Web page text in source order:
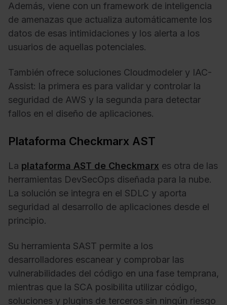
Además, viene con un framework de inteligencia
de amenazas que actualiza automáticamente los
datos de esas intimidaciones y los alerta a los
usuarios de aquellas potenciales.
También ofrece soluciones Cloudmodeler y IAC-
Assist: la primera es para validar y controlar la
seguridad de AWS y la segunda para detectar
fallos en el diseño de aplicaciones.
Plataforma Checkmarx AST
La plataforma AST de Checkmarx es otra de las
herramientas DevSecOps diseñada para la nube.
La solución se integra en el SDLC y aporta
seguridad al desarrollo de aplicaciones desde el
principio.
Su herramienta SAST permite a los
desarrolladores escanear y comprobar las
vulnerabilidades del código en una fase temprana,
mientras que la SCA posibilita utilizar código,
soluciones y plugins de terceros sin ningún riesgo